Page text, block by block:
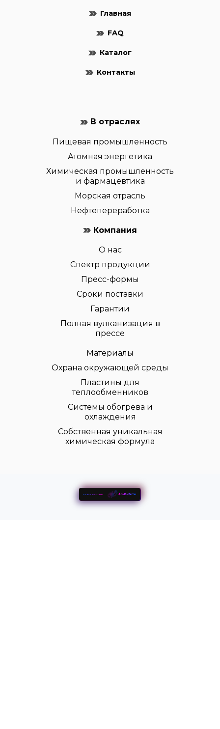
Главная
FAQ
Каталог
Контакты
В отраслях
Пищевая промышленность
Атомная энергетика
Химическая промышленность
и фармацевтика
Морская отрасль
Нефтепереработка
Компания
О нас
Спектр продукции
Пресс-формы
Сроки поставки
Гарантии
Полная вулканизация в
прессе
Материалы
Охрана окружающей среды
Пластины для
теплообменников
Системы обогрева и
охлаждения
Собственная уникальная
химическая формула